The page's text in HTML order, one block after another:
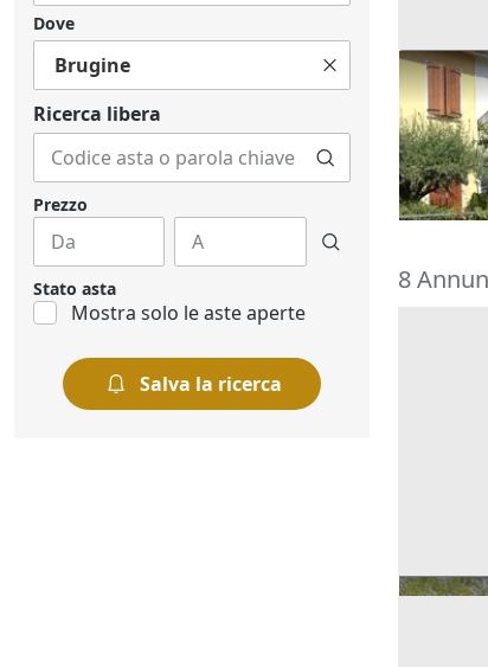
Dove
Brugine
Ricerca libera
Prezzo
Stato asta
Mostra solo le aste aperte
Salva la ricerca
Asta
cortile
20/
8